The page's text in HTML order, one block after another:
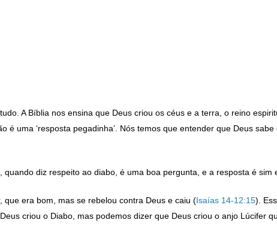
A Bíblia nos ensina que Deus criou os céus e a terra, o reino
é uma ‘resposta pegadinha’. Nós temos que entender que Deus sabe
diz respeito ao diabo, é uma boa pergunta, e a resposta é sim
era bom, mas se rebelou contra Deus e caiu (Isaías 14-12:15).
criou o Diabo, mas podemos dizer que Deus criou o anjo Lúcifer